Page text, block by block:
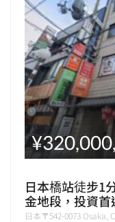
日本橋站徒步1
金地段，投資首
日本〒542-0073 Osaka,